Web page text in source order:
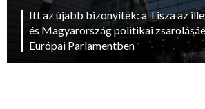
Itt az újabb bizonyíték: a Tisza az
és Magyarország politikai
Európai Parlamentben